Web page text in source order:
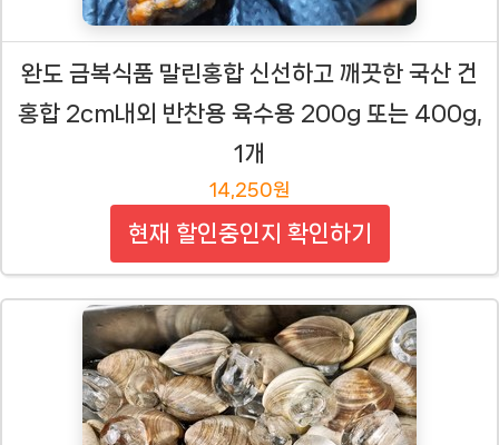
완도 금복식품 말린홍합 신선하고 깨끗한 국산 건
홍합 2cm내외 반찬용 육수용 200g 또는 400g,
1개
14,250원
현재 할인중인지 확인하기